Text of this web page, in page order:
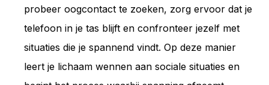
probeer oogcontact te zoeken, zorg ervoor dat je
telefoon in je tas blijft en confronteer jezelf met
situaties die je spannend vindt. Op deze manier
leert je lichaam wennen aan sociale situaties en